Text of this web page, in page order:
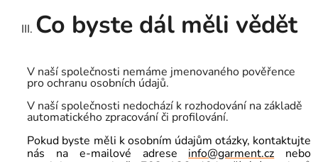
Co byste dál měli vědět
V naší společnosti nemáme jmenovaného pověřence
pro ochranu osobních údajů.
V naší společnosti nedochází k rozhodování na základě
automatického zpracování či profilování.
Pokud byste měli k osobním údajům otázky, kontaktujte
nás na e-mailové adrese info@garment.cz nebo